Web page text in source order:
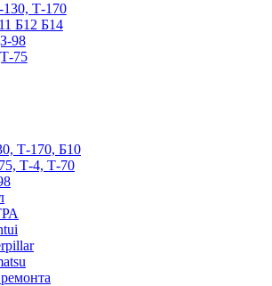
130, Т-170
Б12 Б14
98
75
Т-170, Б10
Т-4, Т-70